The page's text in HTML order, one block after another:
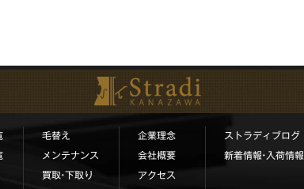
毛替え
メンテナンス
買取•下取り
企業理念
会社概要
アクセス
ストラディブログ
新着情報•入荷情報